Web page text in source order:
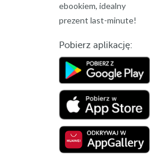
ebookiem, idealny
prezent last-minute!
Pobierz aplikację: